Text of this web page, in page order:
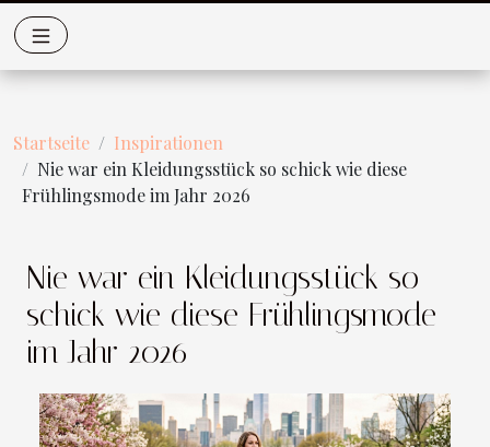
Startseite
Inspirationen
Nie war ein Kleidungsstück so schick wie diese
Frühlingsmode im Jahr 2026
Nie war ein Kleidungsstück so
schick wie diese Frühlingsmode
im Jahr 2026